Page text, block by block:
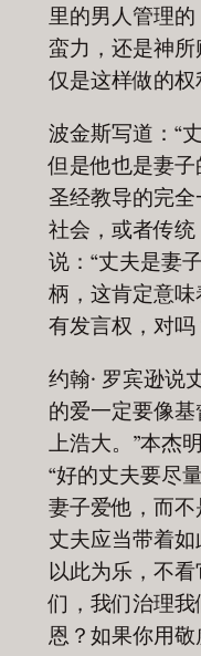
里的男人管理
蛮力，还是神
仅是这样做的权
波金斯写道：“
但是他也是妻
圣经教导的完
社会，或者传
说：“丈夫是妻
柄，这肯定意
有发言权，对吗
约翰· 罗宾逊说
的爱一定要像
上浩大。”本杰
“好的丈夫要尽
妻子爱他，而
丈夫应当带着
以此为乐，不
们，我们治理
恩？如果你用